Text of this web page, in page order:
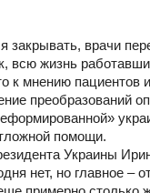
врачи
всю жизнь
к мнению пациентов
преобразований
помощи.
Украины
нет, но главное –